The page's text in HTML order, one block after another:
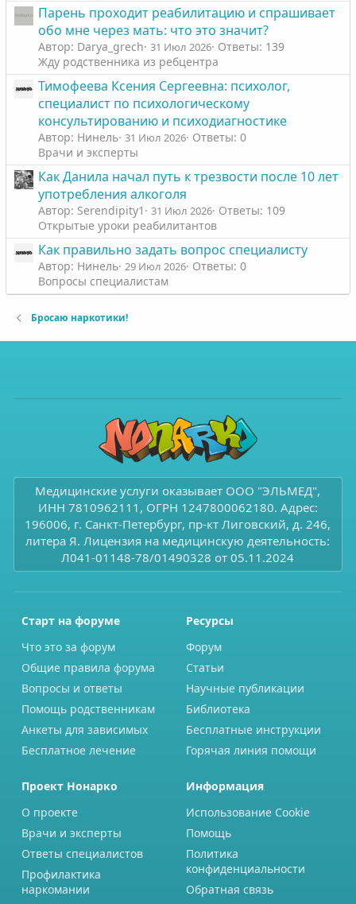
Парень проходит реабилитацию и спрашивает
обо мне через мать: что это значит?
Автор: Darya_grech 31 Июл 2026 Ответы: 139
Жду родственника из ребцентра
Тимофеева Ксения Сергеевна: психолог,
специалист по психологическому
консультированию и психодиагностике
Автор: Нинель 31 Июл 2026 Ответы: 0
Врачи и эксперты
Как Данила начал путь к трезвости после 10 лет
употребления алкоголя
Автор: Serendipity1 31 Июл 2026 Ответы: 109
Открытые уроки реабилитантов
Как правильно задать вопрос специалисту
Автор: Нинель 29 Июл 2026 Ответы: 0
Вопросы специалистам
Бросаю наркотики!
Медицинские услуги оказывает ООО "ЭЛЬМЕД",
ИНН 7810962111, ОГРН 1247800062180. Адрес:
196006, г. Санкт-Петербург, пр-кт Лиговский, д. 246,
литера Я. Лицензия на медицинскую деятельность:
Л041-01148-78/01490328 от 05.11.2024
Старт на форуме
Что это за форум
Общие правила форума
Вопросы и ответы
Помощь родственникам
Анкеты для зависимых
Бесплатное лечение
Ресурсы
Форум
Статьи
Научные публикации
Библиотека
Бесплатные инструкции
Горячая линия помощи
Проект Нонарко
О проекте
Врачи и эксперты
Ответы специалистов
Профилактика
наркомании
Информация
Использование Cookie
Помощь
Политика
конфиденциальности
Обратная связь